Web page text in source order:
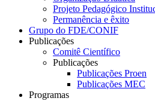
Projeto Pedagógico
Permanência e êxito
Grupo do FDE/CONIF
Publicações
Comitê Científico
Publicações
Publicações Proen
Publicações MEC
Programas